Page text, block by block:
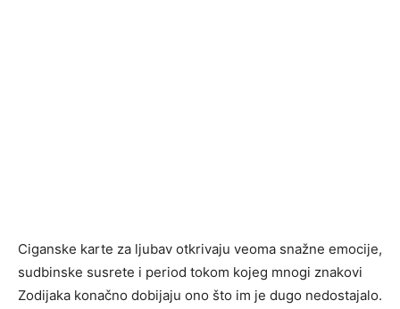
Ciganske karte za ljubav otkrivaju veoma snažne emocije,
sudbinske susrete i period tokom kojeg mnogi znakovi
Zodijaka konačno dobijaju ono što im je dugo nedostajalo.